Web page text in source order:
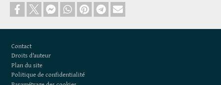
Contact
Droits d'auteur
Plan du site
Politique de confidentialité